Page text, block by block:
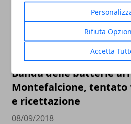
Rifiuta
Accetta
Banda delle batterie
Montefalcione,
e ricettazione
08/09/2018